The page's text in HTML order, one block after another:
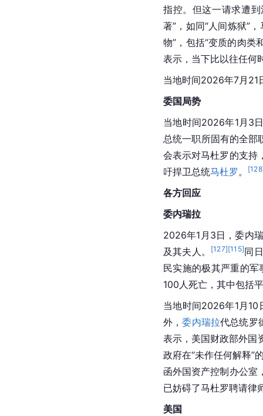
指控。但这一请求遭
著”，如同“人间炼狱”
物”，包括“变质的肉类
表示，当下比以往任何
当地时间2026年7月21
委国局势
当地时间2026年1月3
总统一职所固有的全部
会表示对马杜罗的支持
吁捍卫总统马杜罗。 [128
各方回应
委内瑞拉
2026年1月3日，委内
及其夫人。
[127][115]同
民实施的极其严重的军
100人死亡，其中包括
当地时间2026年1月10
外，委内瑞拉代总统罗
表示，美国财政部外国
政府在“未作任何解释”
函外国资产控制办公室
已妨碍了马杜罗聘请律
美国